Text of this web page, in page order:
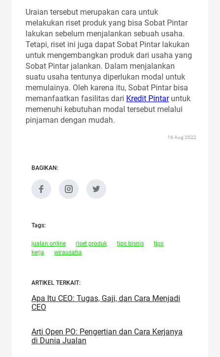
Uraian tersebut merupakan cara untuk
melakukan riset produk yang bisa Sobat Pintar
lakukan sebelum menjalankan sebuah usaha.
Tetapi, riset ini juga dapat Sobat Pintar lakukan
untuk mengembangkan produk dari usaha yang
Sobat Pintar jalankan. Dalam menjalankan
suatu usaha tentunya diperlukan modal untuk
memulainya. Oleh karena itu, Sobat Pintar bisa
memanfaatkan fasilitas dari Kredit Pintaruntuk
memenuhi kebutuhan modal tersebut melalui
pinjaman dengan mudah.
16 Aug 2022
BAGIKAN:
Tags:
jualan online riset produk tips bisnis
tips
kerja
wirausaha
ARTIKEL TERKAIT:
Apa Itu CEO: Tugas, Gaji, dan Cara Menjadi
CEO
Arti Open PO: Pengertian dan Cara Kerjanya
di Dunia Jualan